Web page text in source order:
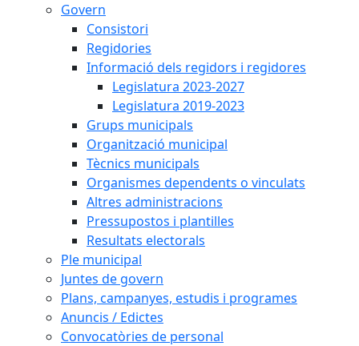
Govern
Consistori
Regidories
Informació dels regidors i regidores
Legislatura 2023-2027
Legislatura 2019-2023
Grups municipals
Organització municipal
Tècnics municipals
Organismes dependents o vinculats
Altres administracions
Pressupostos i plantilles
Resultats electorals
Ple municipal
Juntes de govern
Plans, campanyes, estudis i programes
Anuncis / Edictes
Convocatòries de personal